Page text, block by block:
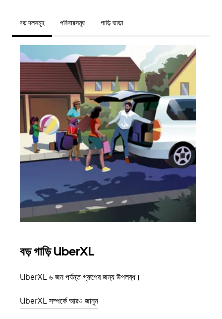
বড় দলসমূহ পরিবারসমূহ গাড়ি ভাড়া
বড় গাড়ি UberXL
UberXL ৬ জন পর্যন্ত গ্রুপের জন্য উপলব্ধ।
UberXL সম্পর্কে আরও জানুন